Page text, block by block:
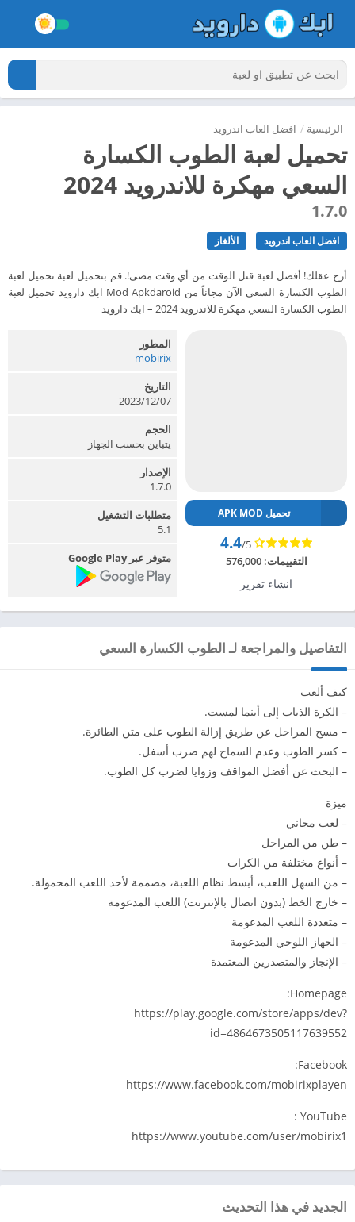
الرئيسية / افضل العاب اندرويد
تحميل لعبة الطوب الكسارة
السعي مهكرة للاندرويد 2024
1.7.0
افضل العاب اندرويد الألغاز
أرح عقلك! أفضل لعبة قتل الوقت من أي وقت مضى!. قم بتحميل لعبة تحميل لعبة
الطوب الكسارة السعي الآن مجاناً من Mod Apkdaroid ابك دارويد تحميل لعبة
الطوب الكسارة السعي مهكرة للاندرويد 2024 – ابك دارويد
تحميل APK MOD
4.4/5
التقييمات:576,000
انشاء تقرير
المطور
mobirix‏
التاريخ
07‏/12‏/2023
الحجم
يتباين بحسب الجهاز
الإصدار
1.7.0
متطلبات التشغيل
5.1
متوفر عبر Google Play
التفاصيل والمراجعة لـ الطوب الكسارة السعي
كيف ألعب
– الكرة الذباب إلى أينما لمست.
– مسح المراحل عن طريق إزالة الطوب على متن الطائرة.
– كسر الطوب وعدم السماح لهم ضرب أسفل.
– البحث عن أفضل المواقف وزوايا لضرب كل الطوب.
ميزة
– لعب مجاني
– طن من المراحل
– أنواع مختلفة من الكرات
– من السهل اللعب، أبسط نظام اللعبة، مصممة لأحد اللعب المحمولة.
– خارج الخط (بدون اتصال بالإنترنت) اللعب المدعومة
– متعددة اللعب المدعومة
– الجهاز اللوحي المدعومة
– الإنجاز والمتصدرين المعتمدة
Homepage:
https://play.google.com/store/apps/dev?
id=4864673505117639552
Facebook:
https://www.facebook.com/mobirixplayen
YouTube :
https://www.youtube.com/user/mobirix1
الجديد في هذا التحديث